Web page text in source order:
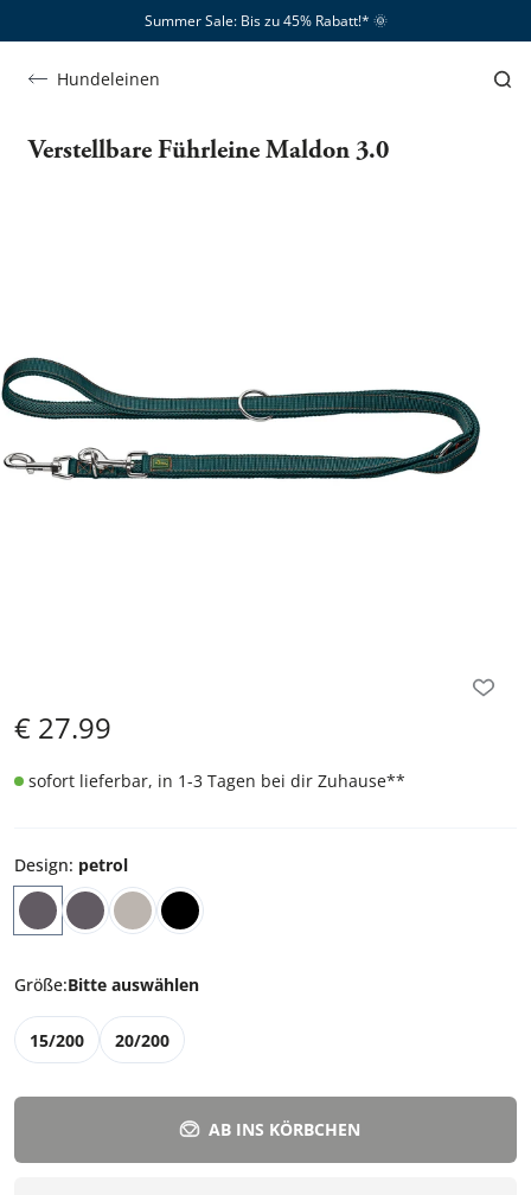
Summer Sale: Bis zu 45% Rabatt!*​ 🌞
Hundeleinen
Verstellbare Führleine Maldon 3.0
€ 27.99
sofort lieferbar, in 1-3 Tagen bei dir Zuhause**
Design: petrol
Größe:Bitte auswählen
15/200 20/200
AB INS KÖRBCHEN